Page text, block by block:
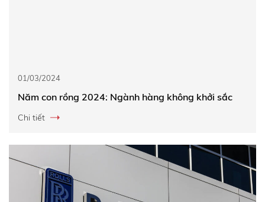
01/03/2024
Năm con rồng 2024: Ngành hàng không khởi sắc
Chi tiết